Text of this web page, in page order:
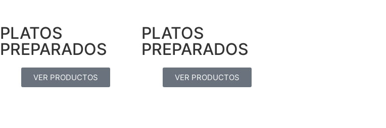
PLATOS
PREPARADOS
VER PRODUCTOS
PLATOS
PREPARADOS
VER PRODUCTOS